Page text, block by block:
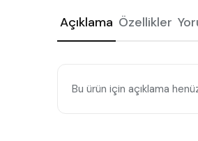
Açıklama Özellikler
Bu ürün için açıklama